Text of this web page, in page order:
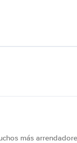
más